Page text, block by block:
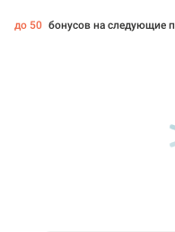
до 50 бонусов на следующие